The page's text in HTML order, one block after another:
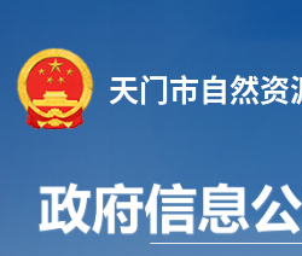
天门市自然资